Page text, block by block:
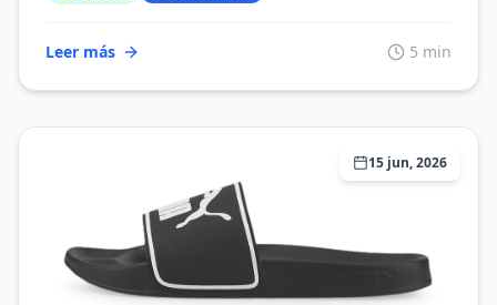
Leer más 5 min
15 jun, 2026